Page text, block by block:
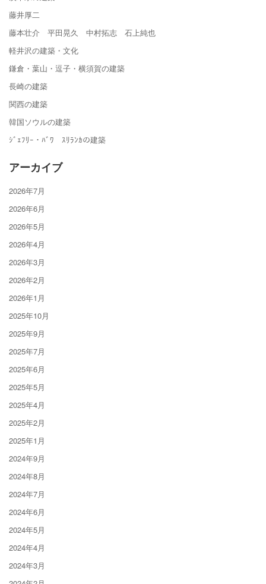
藤井厚二
藤本壮介 平田晃久 中村拓志 石上純也
軽井沢の建築・文化
鎌倉・葉山・逗子・横須賀の建築
長崎の建築
関西の建築
韓国ソウルの建築
ｼﾞｪﾌﾘｰ・ﾊﾞﾜ ｽﾘﾗﾝｶの建築
アーカイブ
2026年7月
2026年6月
2026年5月
2026年4月
2026年3月
2026年2月
2026年1月
2025年10月
2025年9月
2025年7月
2025年6月
2025年5月
2025年4月
2025年2月
2025年1月
2024年9月
2024年8月
2024年7月
2024年6月
2024年5月
2024年4月
2024年3月